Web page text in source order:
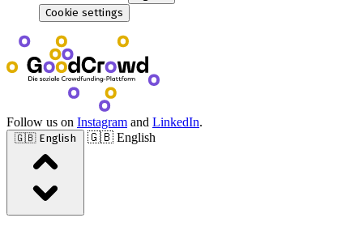
Cookie settings
Follow us on Instagram and LinkedIn.
🇬🇧 English 🇬🇧 English